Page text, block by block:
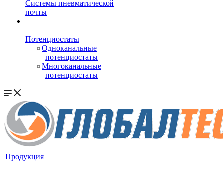
Системы пневматической
почты
Потенциостаты
Одноканальные
потенциостаты
Многоканальные
потенциостаты
Продукция